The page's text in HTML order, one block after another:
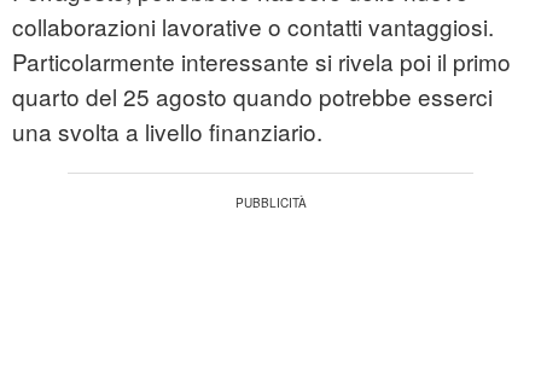
collaborazioni lavorative o contatti vantaggiosi.
Particolarmente interessante si rivela poi il primo
quarto del 25 agosto quando potrebbe esserci
una svolta a livello finanziario.